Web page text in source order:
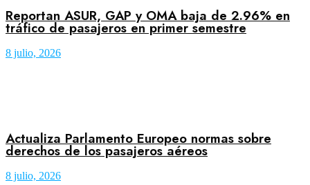
Reportan ASUR, GAP y OMA baja de 2.96% en
tráfico de pasajeros en primer semestre
8 julio, 2026
Actualiza Parlamento Europeo normas sobre
derechos de los pasajeros aéreos
8 julio, 2026